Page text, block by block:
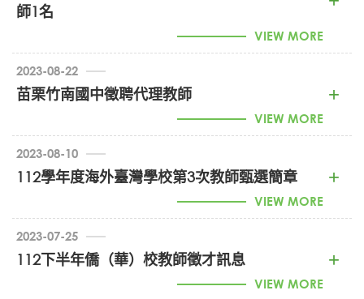
112年韓國華僑中學徵才公告 (PDF)
師1名
VIEW MORE
2023-08-22
苗栗竹南國中徵聘代理教師
VIEW MORE
2023-08-10
112學年度海外臺灣學校第3次教師甄選簡章
VIEW MORE
2023-07-25
112下半年僑（華）校教師徵才訊息
VIEW MORE